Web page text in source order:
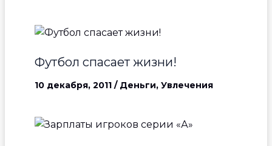
Футбол спасает жизни!
10 декабря, 2011 / Деньги, Увлечения